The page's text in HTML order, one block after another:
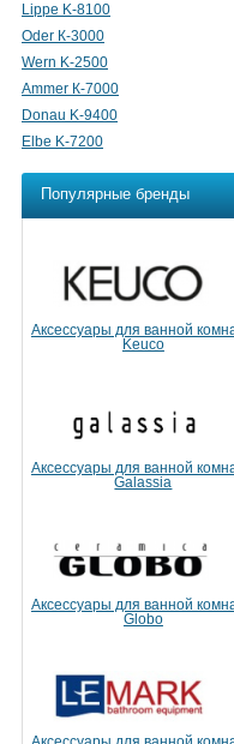
Lippe K-8100
Oder К-3000
Wern K-2500
Ammer К-7000
Donau K-9400
Elbe K-7200
Популярные бренды
Аксессуары для ванной
Keuco
Аксессуары для ванной
Galassia
Аксессуары для ванной
Globo